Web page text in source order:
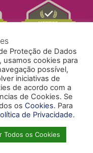
CONOSCO
Proteção de Dados
usamos cookies para
possível,
iniciativas de
de acordo com a
de Cookies. Se
os Cookies. Para
de Privacidade.
Todos os Cookies